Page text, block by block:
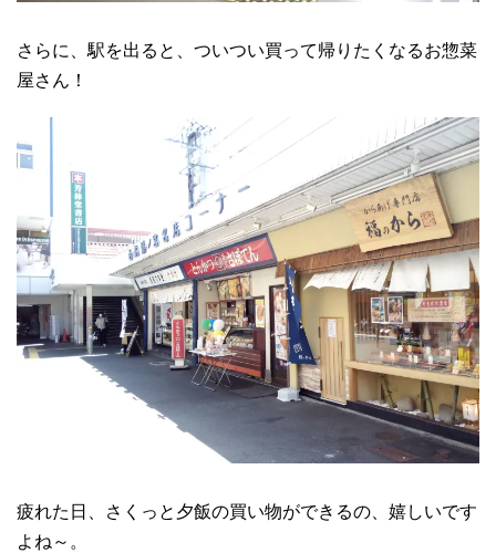
さらに、駅を出ると、ついつい買って帰りたくなるお惣菜
屋さん！
疲れた日、さくっと夕飯の買い物ができるの、嬉しいです
よね～。